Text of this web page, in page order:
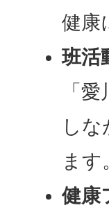
健康
班活
「
し
ます
健康